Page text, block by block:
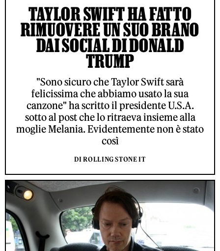
TAYLOR SWIFT HA FATTO
RIMUOVERE UN SUO BRANO
DAI SOCIAL DI DONALD
TRUMP
"Sono sicuro che Taylor Swift sarà
felicissima che abbiamo usato la sua
canzone" ha scritto il presidente U.S.A.
sotto al post che lo ritraeva insieme alla
moglie Melania. Evidentemente non è stato
così
DI ROLLING STONE IT